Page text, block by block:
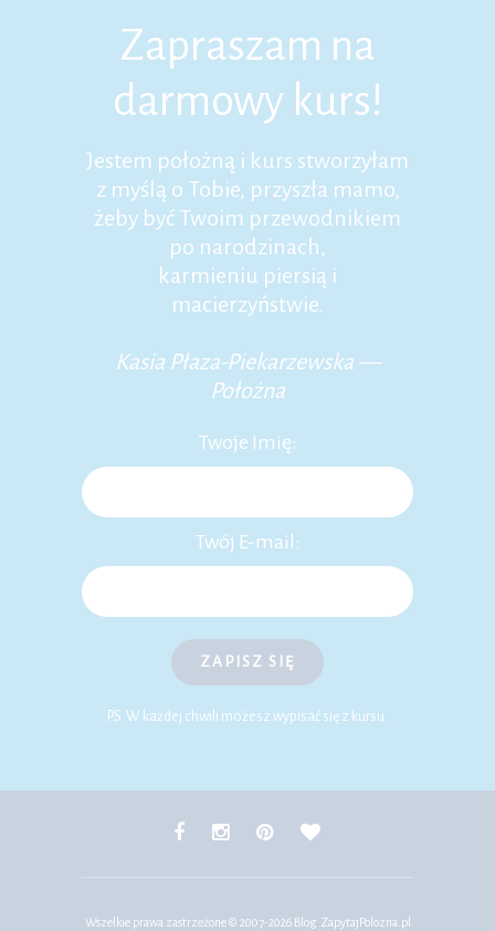
Zapraszam na
darmowy kurs!
Jestem położną i kurs stworzyłam
z myślą o Tobie, przyszła mamo,
żeby być Twoim przewodnikiem
po narodzinach,
karmieniu piersią i
macierzyństwie.
Kasia Płaza-Piekarzewska —
Położna
Twoje Imię:
Twój E-mail:
ZAPISZ SIĘ
P.S. W każdej chwili możesz wypisać się z kursu.
Wszelkie prawa zastrzeżone © 2007-2026 Blog.ZapytajPolozna.pl